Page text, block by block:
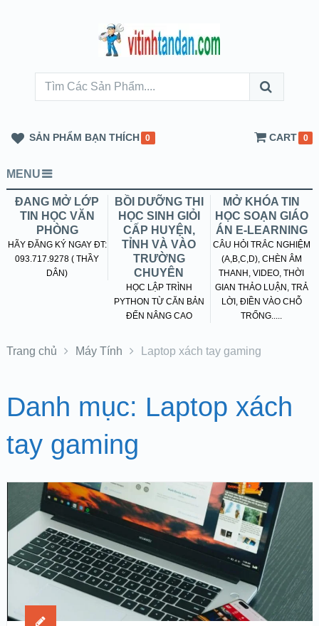
SẢN PHẨM BẠN THÍCH 0 CART 0
MENU
ĐANG MỞ LỚP
TIN HỌC VĂN
PHÒNG
HÃY ĐĂNG KÝ NGAY ĐT:
093.717.9278 ( THẦY
DÂN)
BỒI DƯỠNG THI
HỌC SINH GIỎI
CẤP HUYỆN,
TỈNH VÀ VÀO
TRƯỜNG
CHUYÊN
HỌC LẬP TRÌNH
PYTHON TỪ CĂN BẢN
ĐẾN NÂNG CAO
MỞ KHÓA TIN
HỌC SOẠN GIÁO
ÁN E-LEARNING
CÂU HỎI TRẮC NGHIỆM
(A,B,C,D), CHÈN ÂM
THANH, VIDEO, THỜI
GIAN THẢO LUẬN, TRẢ
LỜI, ĐIỀN VÀO CHỖ
TRỐNG.....
Trang chủ Máy Tính Laptop xách tay gaming
Danh mục: Laptop xách
tay gaming